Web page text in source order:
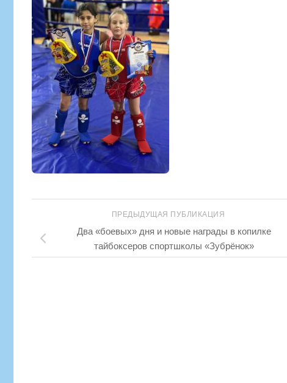
ПРЕДЫДУЩАЯ ПУБЛИКАЦИЯ
Два «боевых» дня и новые награды в копилке
тайбоксеров спортшколы «Зубрёнок»